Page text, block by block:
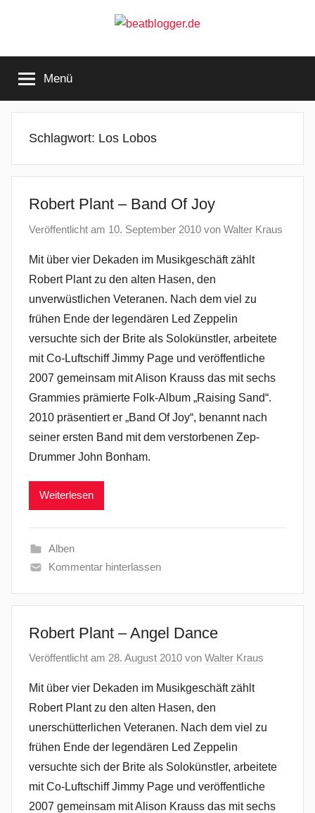
beatblogger.de
the
beat
goes
Menü
Schlagwort: Los Lobos
Robert Plant – Band Of Joy
Veröffentlicht am 10. September 2010 von Walter Kraus
Mit über vier Dekaden im Musikgeschäft zählt
Robert Plant zu den alten Hasen, den
unverwüstlichen Veteranen. Nach dem viel zu
frühen Ende der legendären Led Zeppelin
versuchte sich der Brite als Solokünstler, arbeitete
mit Co-Luftschiff Jimmy Page und veröffentliche
2007 gemeinsam mit Alison Krauss das mit sechs
Grammies prämierte Folk-Album „Raising Sand“.
2010 präsentiert er „Band Of Joy“, benannt nach
seiner ersten Band mit dem verstorbenen Zep-
Drummer John Bonham.
Weiterlesen
Alben
Kommentar hinterlassen
Robert Plant – Angel Dance
Veröffentlicht am 28. August 2010 von Walter Kraus
Mit über vier Dekaden im Musikgeschäft zählt
Robert Plant zu den alten Hasen, den
unerschütterlichen Veteranen. Nach dem viel zu
frühen Ende der legendären Led Zeppelin
versuchte sich der Brite als Solokünstler, arbeitete
mit Co-Luftschiff Jimmy Page und veröffentliche
2007 gemeinsam mit Alison Krauss das mit sechs